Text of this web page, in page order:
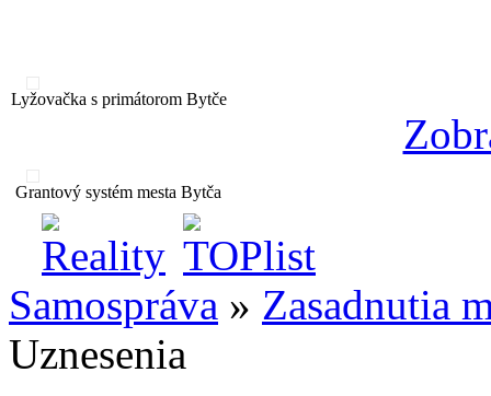
Lyžovačka s primátorom Bytče
Grantový systém mesta Bytča
Samospráva » Zasadnutia
Uznesenia